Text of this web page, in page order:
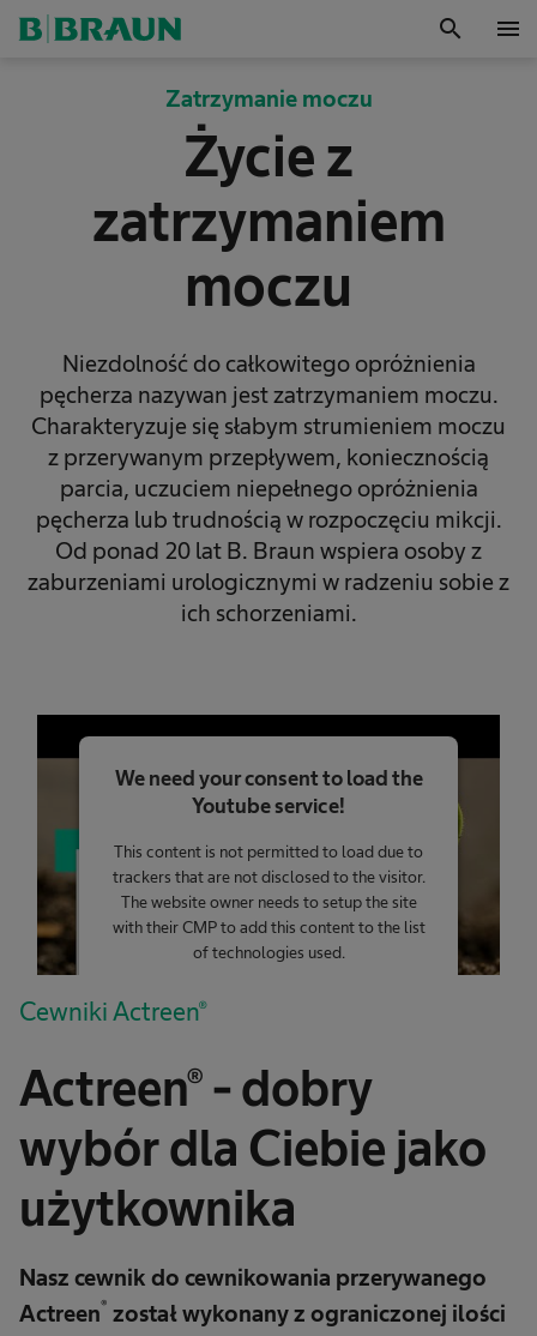
search menu
Zatrzymanie moczu
Życie z
zatrzymaniem
moczu
Niezdolność do całkowitego opróżnienia
pęcherza nazywan jest zatrzymaniem moczu.
Charakteryzuje się słabym strumieniem moczu
z przerywanym przepływem, koniecznością
parcia, uczuciem niepełnego opróżnienia
pęcherza lub trudnością w rozpoczęciu mikcji.
Od ponad 20 lat B. Braun wspiera osoby z
zaburzeniami urologicznymi w radzeniu sobie z
ich schorzeniami.
Cewniki Actreen®
Actreen® - dobry
wybór dla Ciebie jako
użytkownika
Nasz cewnik do cewnikowania przerywanego
Actreen® został wykonany z ograniczonej ilości
We need your consent to load the
Youtube service!
This content is not permitted to load due to
trackers that are not disclosed to the visitor.
The website owner needs to setup the site
with their CMP to add this content to the list
of technologies used.
Powered by
Management Platform